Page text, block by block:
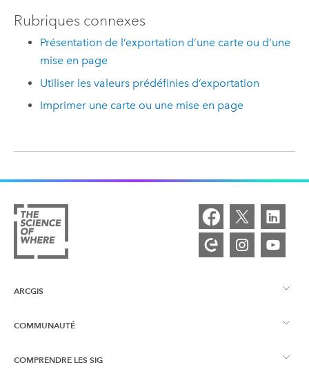
Rubriques connexes
Présentation de l’exportation d’une carte ou d’une
mise en page
Utiliser les valeurs prédéfinies d’exportation
Imprimer une carte ou une mise en page
ARCGIS
Vue d’ensemble d’ArcGIS
Cartographie
COMMUNAUTÉ
Esri Community
COMPRENDRE LES SIG